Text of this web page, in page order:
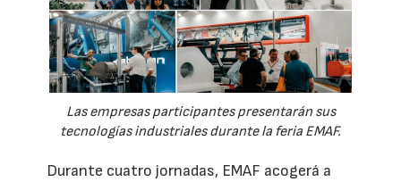
Las empresas participantes presentarán sus
tecnologías industriales durante la feria EMAF.
Durante cuatro jornadas, EMAF acogerá a